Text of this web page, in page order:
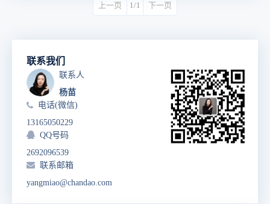
上一页 1/1 下一页
联系我们
联系人
杨苗
电话(微信)
13165050229
QQ号码
2692096539
联系邮箱
yangmiao@chandao.com